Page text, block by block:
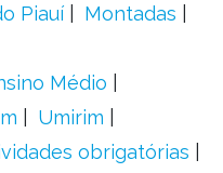
Piauí
Montadas
Médio
Umirim
obrigatórias